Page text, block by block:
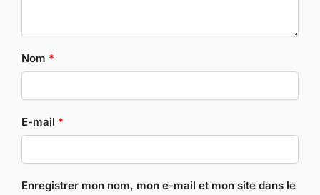
Nom *
E-mail *
Enregistrer mon nom, mon e-mail et mon site dans le